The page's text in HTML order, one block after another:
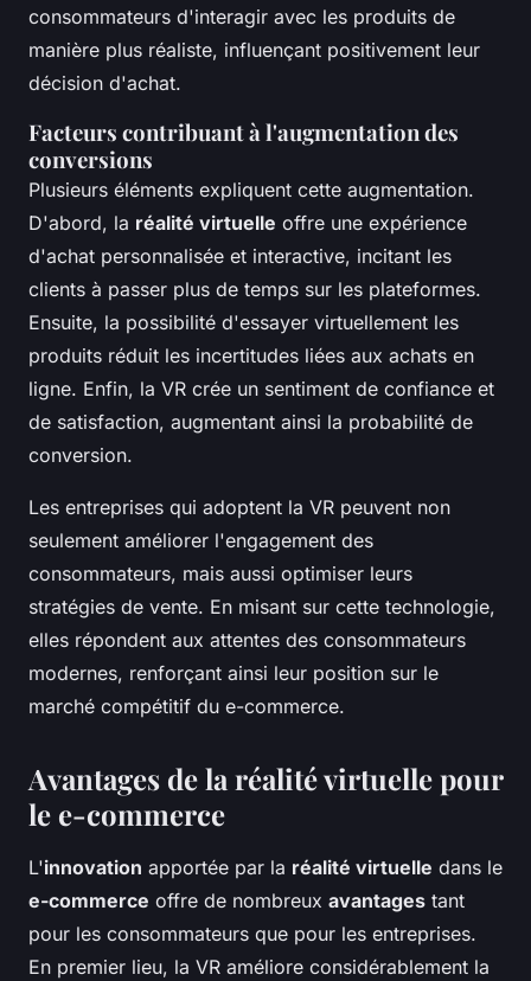
consommateurs d'interagir avec les produits de
manière plus réaliste, influençant positivement leur
décision d'achat.
Facteurs contribuant à l'augmentation des
conversions
Plusieurs éléments expliquent cette augmentation.
D'abord, la réalité virtuelle offre une expérience
d'achat personnalisée et interactive, incitant les
clients à passer plus de temps sur les plateformes.
Ensuite, la possibilité d'essayer virtuellement les
produits réduit les incertitudes liées aux achats en
ligne. Enfin, la VR crée un sentiment de confiance et
de satisfaction, augmentant ainsi la probabilité de
conversion.
Les entreprises qui adoptent la VR peuvent non
seulement améliorer l'engagement des
consommateurs, mais aussi optimiser leurs
stratégies de vente. En misant sur cette technologie,
elles répondent aux attentes des consommateurs
modernes, renforçant ainsi leur position sur le
marché compétitif du e-commerce.
Avantages de la réalité virtuelle pour
le e-commerce
L'innovation apportée par la réalité virtuelle dans le
e-commerce offre de nombreux avantages tant
pour les consommateurs que pour les entreprises.
En premier lieu, la VR améliore considérablement la